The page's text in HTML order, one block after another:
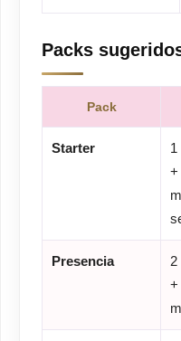
Packs
Pack
Starter
1
+
Presencia
2
+